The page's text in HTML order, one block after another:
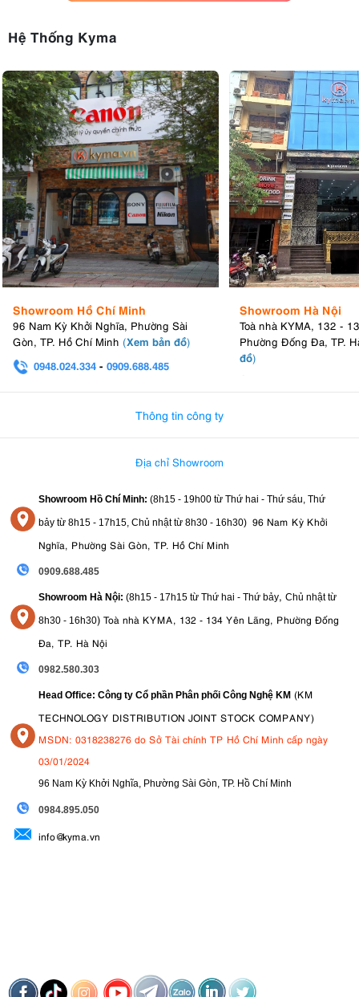
Hệ Thống Kyma
Showroom Hồ Chí Minh
96 Nam Kỳ Khởi Nghĩa, Phường Sài
Gòn, TP. Hồ Chí Minh (Xem bản đồ)
0948.024.334 - 0909.688.485
Showroom Hà Nội
Toà nhà KYMA, 132 -
Phường Đống Đa, TP.
đồ)
Thông tin công ty
Địa chỉ Showroom
Showroom Hồ Chí Minh: (8h15 - 19h00 từ Thứ hai - Thứ sáu, Thứ
bảy từ 8h15 - 17h15, Chủ nhật từ 8h30 - 16h30) 96 Nam Kỳ Khởi
Nghĩa, Phường Sài Gòn, TP. Hồ Chí Minh
0909.688.485
Showroom Hà Nội: (8h15 - 17h15 từ Thứ hai - Thứ bảy, Chủ nhật từ
8h30 - 16h30) Toà nhà KYMA, 132 - 134 Yên Lãng, Phường Đống
Đa, TP. Hà Nội
0982.580.303
Head Office: Công ty Cổ phần Phân phối Công Nghệ KM (KM
TECHNOLOGY DISTRIBUTION JOINT STOCK COMPANY)
MSDN: 0318238276 do Sở Tài chính TP Hồ Chí Minh cấp ngày
03/01/2024
96 Nam Kỳ Khởi Nghĩa, Phường Sài Gòn, TP. Hồ Chí Minh
0984.895.050
info@kyma.vn